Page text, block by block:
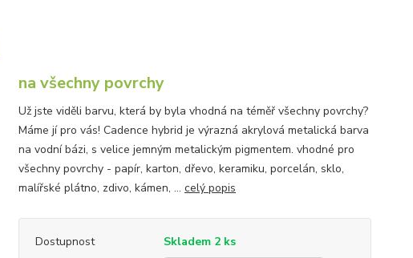
na všechny povrchy
Už jste viděli barvu, která by byla vhodná na téměř všechny povrchy?
Máme jí pro vás! Cadence hybrid je výrazná akrylová metalická barva
na vodní bázi, s velice jemným metalickým pigmentem. vhodné pro
všechny povrchy - papír, karton, dřevo, keramiku, porcelán, sklo,
malířské plátno, zdivo, kámen, ... celý popis
Dostupnost
Skladem 2 ks